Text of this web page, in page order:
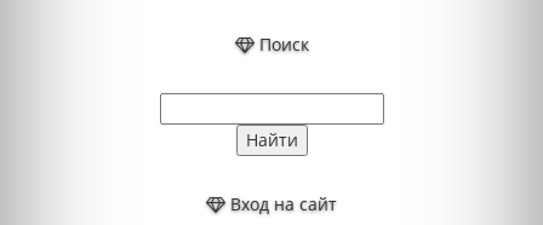
Поиск
Вход на сайт